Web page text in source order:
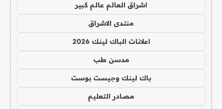
اشراق العالم عالم كبير
منتدى الاشراق
اعلانات الباك لينك 2026
مدسن طب
باك لينك وجيست بوست
مصادر التعليم